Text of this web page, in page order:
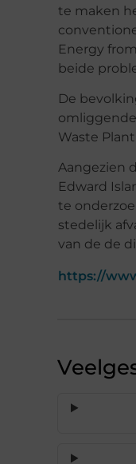
te maken
Energy
beide
De
Waste Plant.
Aangezien
Edward
te
stedelijk
van de de
https://